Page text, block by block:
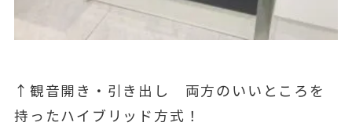
↑観音開き・引き出し 両方のいいところを
持ったハイブリッド方式！